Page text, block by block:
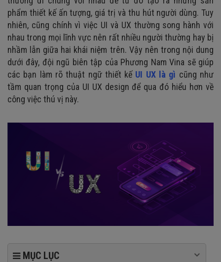
phẩm thiết kế ấn tượng, giá trị và thu hút người dùng. Tuy
nhiên, cũng chính vì việc UI và UX thường song hành với
nhau trong mọi lĩnh vực nên rất nhiều người thường hay bị
nhầm lẫn giữa hai khái niệm trên. Vậy nên trong nội dung
dưới đây, đội ngũ biên tập của Phương Nam Vina sẽ giúp
các bạn làm rõ thuật ngữ thiết kế UI UX là gì cũng như
tầm quan trọng của UI UX design để qua đó hiểu hơn về
công việc thú vị này.
MỤC LỤC